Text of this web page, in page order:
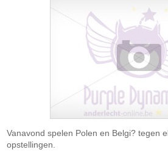
Vanavond spelen Polen en Belgi? tegen
opstellingen.